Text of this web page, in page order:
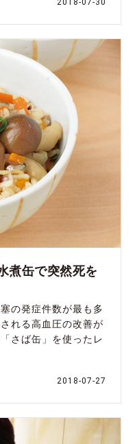
煮缶で突然死を
の発症件数が最も多
れる高血圧の改善が
さば缶」を使ったレ
2018-07-27